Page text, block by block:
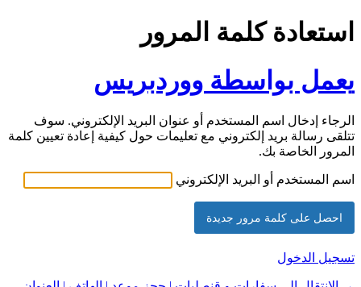
استعادة كلمة المرور
يعمل بواسطة ووردبريس
الرجاء إدخال اسم المستخدم أو عنوان البريد الإلكتروني. سوف
تتلقى رسالة بريد إلكتروني مع تعليمات حول كيفية إعادة تعيين كلمة
المرور الخاصة بك.
اسم المستخدم أو البريد الإلكتروني
تسجيل الدخول